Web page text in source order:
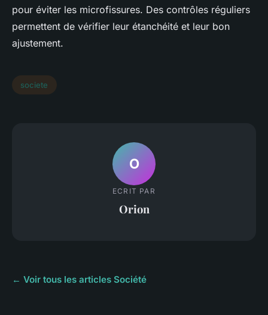
pour éviter les microfissures. Des contrôles réguliers
permettent de vérifier leur étanchéité et leur bon
ajustement.
societe
O
ECRIT PAR
Orion
← Voir tous les articles Société